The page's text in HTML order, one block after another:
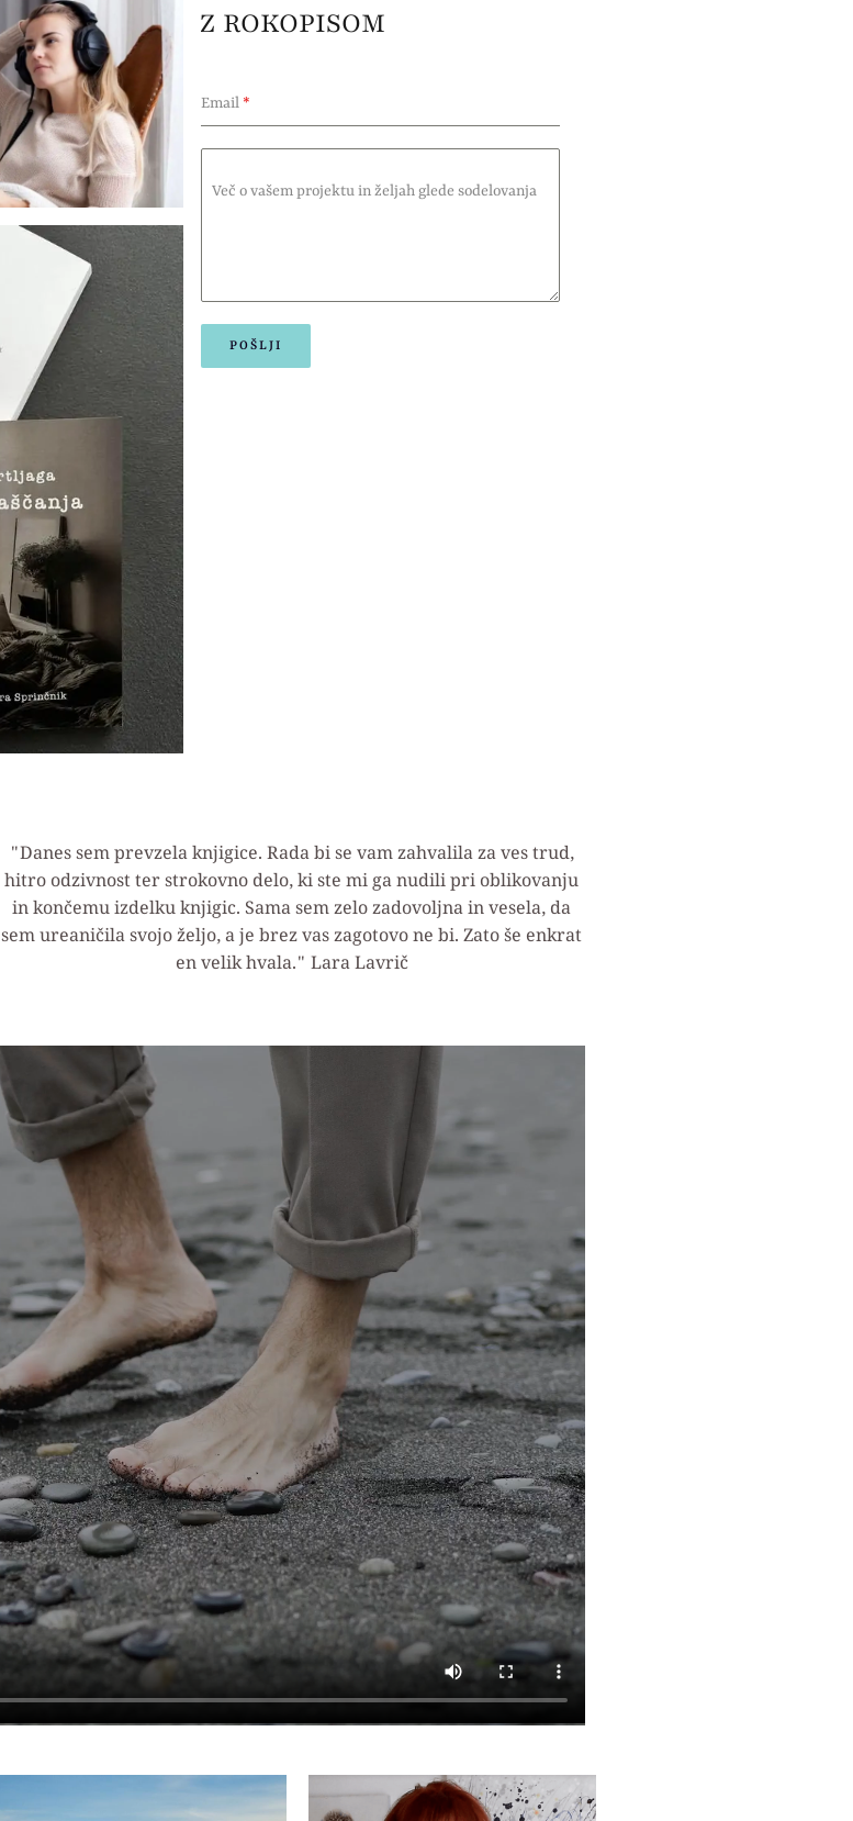
Z ROKOPISOM
Email *
Več o vašem projektu in željah glede sodelovanja
POŠLJI
"Danes sem prevzela knjigice. Rada bi se vam zahvalila za ves trud,
hitro odzivnost ter strokovno delo, ki ste mi ga nudili pri oblikovanju
in končemu izdelku knjigic. Sama sem zelo zadovoljna in vesela, da
sem ureaničila svojo željo, a je brez vas zagotovo ne bi. Zato še enkrat
en velik hvala." Lara Lavrič